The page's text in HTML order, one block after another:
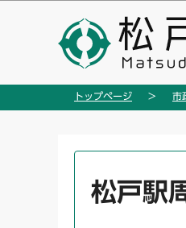
の
トップページ 市
松戸駅